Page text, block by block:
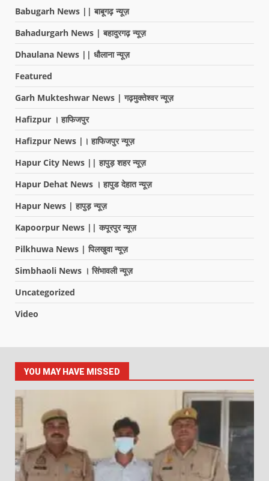
Babugarh News || बाबूगढ़ न्यूज़
Bahadurgarh News | बहादुरगढ़ न्यूज़
Dhaulana News || धौलाना न्यूज़
Featured
Garh Mukteshwar News | गढ़मुक्तेश्वर न्यूज़
Hafizpur । हाफिजपुर
Hafizpur News |। हाफिजपुर न्यूज़
Hapur City News || हापुड़ शहर न्यूज़
Hapur Dehat News । हापुड देहात न्यूज़
Hapur News | हापुड़ न्यूज़
Kapoorpur News || कपूरपुर न्यूज़
Pilkhuwa News | पिलखुवा न्यूज़
Simbhaoli News । सिंभावली न्यूज़
Uncategorized
Video
YOU MAY HAVE MISSED